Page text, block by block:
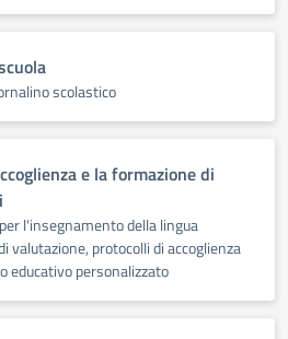
scolastico
e la formazione di
l'insegnamento della lingua
valutazione, protocolli di accoglienza
educativo personalizzato